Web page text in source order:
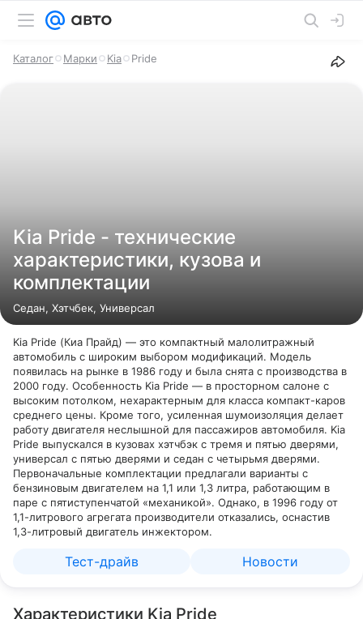
Каталог Марки Kia Pride
Kia Pride - технические
характеристики, кузова и
комплектации
Седан, Хэтчбек, Универсал
Kia Pride (Киа Прайд) — это компактный малолитражный
автомобиль с широким выбором модификаций. Модель
появилась на рынке в 1986 году и была снята с производства в
2000 году. Особенность Kia Pride — в просторном салоне с
высоким потолком, нехарактерным для класса компакт-каров
среднего цены. Кроме того, усиленная шумоизоляция делает
работу двигателя неслышной для пассажиров автомобиля. Kia
Pride выпускался в кузовах хэтчбэк с тремя и пятью дверями,
универсал с пятью дверями и седан с четырьмя дверями.
Первоначальные комплектации предлагали варианты с
бензиновым двигателем на 1,1 или 1,3 литра, работающим в
паре с пятиступенчатой «механикой». Однако, в 1996 году от
1,1-литрового агрегата производители отказались, оснастив
1,3-литровый двигатель инжектором.
Тест-драйв Новости
Характеристики Kia Pride